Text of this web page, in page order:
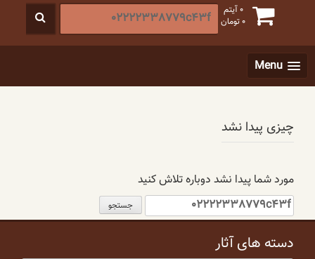
0 آیتم
0تومان
جستجو
برای
Menu
چیزی پیدا نشد
مورد شما پیدا نشد دوباره تلاش کنید
جستجو
برای:
دسته های آثار